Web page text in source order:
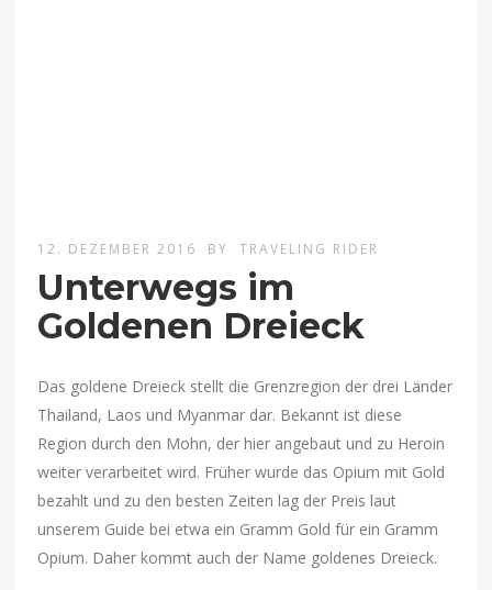
12. DEZEMBER 2016 BY TRAVELING RIDER
Unterwegs im
Goldenen Dreieck
Das goldene Dreieck stellt die Grenzregion der drei Länder
Thailand, Laos und Myanmar dar. Bekannt ist diese
Region durch den Mohn, der hier angebaut und zu Heroin
weiter verarbeitet wird. Früher wurde das Opium mit Gold
bezahlt und zu den besten Zeiten lag der Preis laut
unserem Guide bei etwa ein Gramm Gold für ein Gramm
Opium. Daher kommt auch der Name goldenes Dreieck.